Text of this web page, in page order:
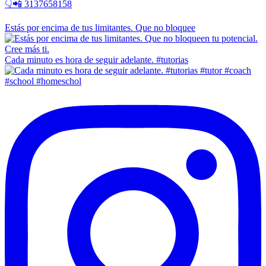
👇📲 3137658158
Estás por encima de tus limitantes. Que no bloquee
Cada minuto es hora de seguir adelante. #tutorias